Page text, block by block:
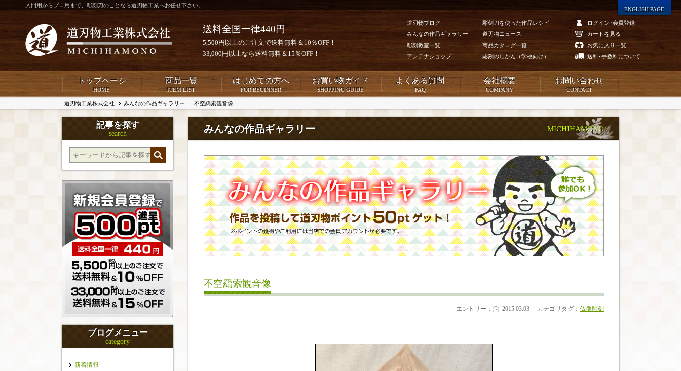
入門用からプロ用まで、彫刻刀のことなら道刃物工業へお任せ下さい。
送料全国一律440円
5,500円以上のご注文で送料無料＆10％OFF！
33,000円以上なら送料無料＆15％OFF！
道刃物ブログ
みんなの作品ギャラリー
彫刻教室一覧
アンテナショップ
彫刻刀を使った作品レシピ
道刃物ニュース
商品カタログ一覧
彫刻のじかん（学校向け）
ログイン･会員登録
カートを見る
お気に入り一覧
送料･手数料について
ENGLISH PAGE
トップページ
HOME
商品一覧
ITEM LIST
はじめての方へ
FOR BEGINNER
お買い物ガイド
SHOPPING GUIDE
よくある質問
FAQ
会社概要
COMPANY
お問い合わせ
CONTACT
道刃物工業株式会社 みんなの作品ギャラリー 不空羂索観音像
みんなの作品ギャラリー MICHIHAMONO
不空羂索観音像
エントリー： 2015.03.03 カテゴリタグ： 仏像彫刻
記事を探す
search
ブログメニュー
category
新着情報